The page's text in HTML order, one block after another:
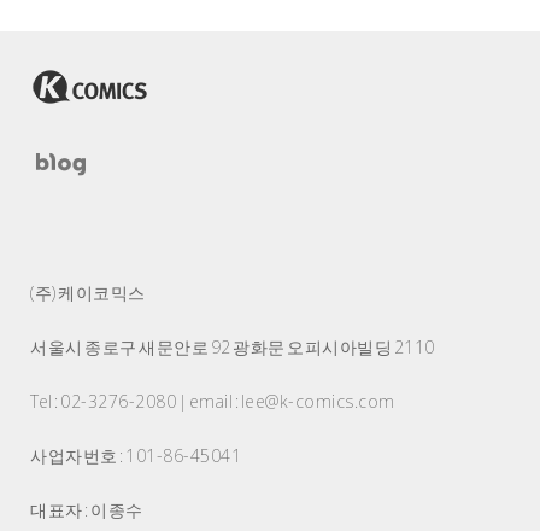
(주) 케이코믹스
서울시 종로구 새문안로 92 광화문 오피시아빌딩 2110
Tel : 02-3276-2080 | email : lee@k-comics.com
사업자번호 : 101-86-45041
대표자 : 이종수